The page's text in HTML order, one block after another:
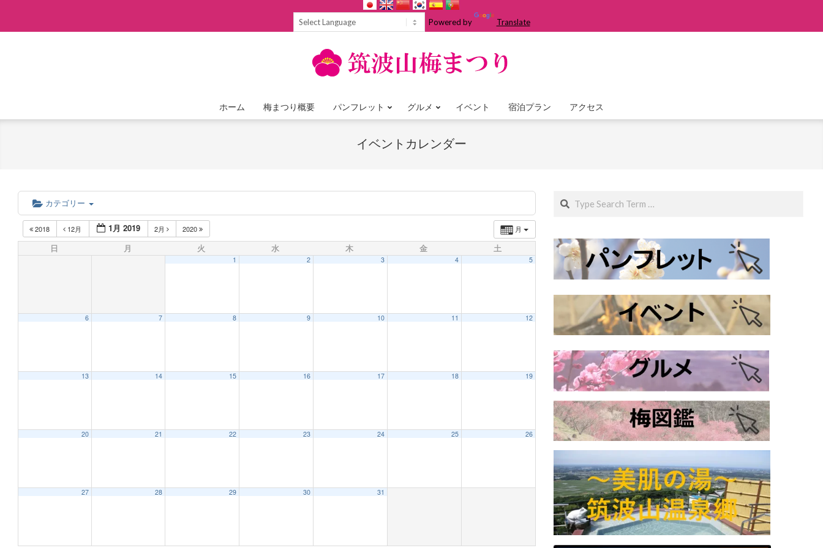
Powered by Translate
Primary
Menu
ホーム 梅まつり概要 パンフレット グルメ イベント 宿泊プラン アクセス
イベントカレンダー
カテゴリー
月
2018 12月 1月 2019 2月 2020
日 月 火 水 木 金 土
1 2 3 4 5
6 7 8 9 10 11 12
13 14 15 16 17 18 19
20 21 22 23 24 25 26
27 28 29 30 31
4:00 AM
Search